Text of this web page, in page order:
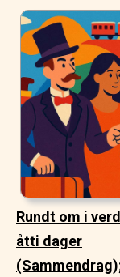
Rundt om i
åtti dager